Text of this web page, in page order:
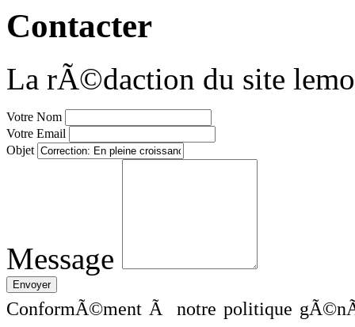
Contacter
La rÃ©daction du site
Votre Nom
Votre Email
Objet
Message
ConformÃ©ment Ã notre politique